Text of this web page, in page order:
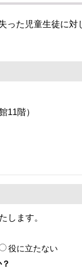
た児童生徒に対
11階）
します。
役に立たない